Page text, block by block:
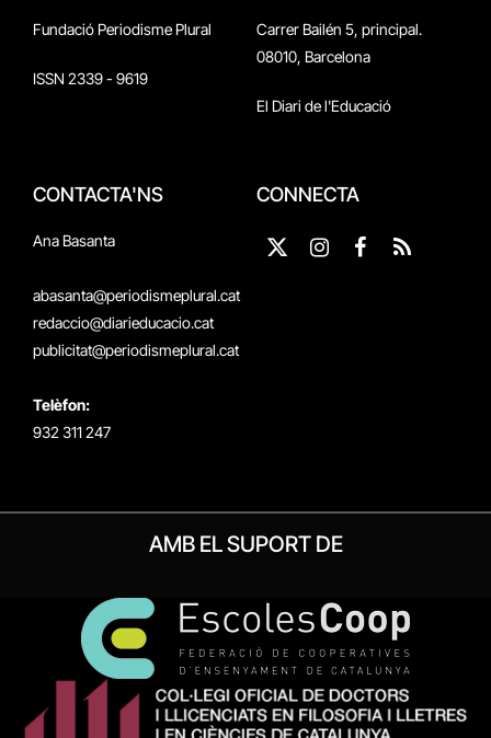
Fundació Periodisme Plural
ISSN 2339 - 9619
Carrer Bailén 5, principal.
08010, Barcelona
El Diari de l'Educació
CONTACTA'NS
Ana Basanta
abasanta@periodismeplural.cat
redaccio@diarieducacio.cat
publicitat@periodismeplural.cat
Telèfon:
932 311 247
CONNECTA
X
Instagram
Facebook
RSS
AMB EL SUPORT DE